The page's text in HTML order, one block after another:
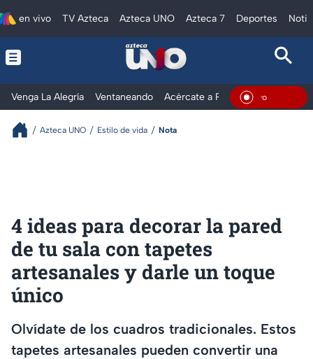
en vivo TV Azteca Azteca UNO Azteca 7 Deportes
Venga La Alegría Ventaneando Acércate a Rocío Al ExtremoEn Vivo
Azteca UNO Estilo de vida Nota
4 ideas para decorar la pared
de tu sala con tapetes
artesanales y darle un toque
único
Olvídate de los cuadros tradicionales. Estos
tapetes artesanales pueden convertir una